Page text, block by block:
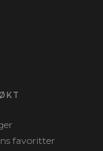
favoritter